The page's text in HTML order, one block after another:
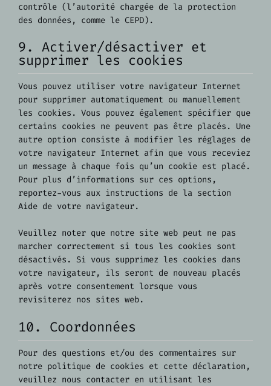
contrôle (l’autorité chargée de la protection
des données, comme le CEPD).
9. Activer/désactiver et
supprimer les cookies
Vous pouvez utiliser votre navigateur Internet
pour supprimer automatiquement ou manuellement
les cookies. Vous pouvez également spécifier que
certains cookies ne peuvent pas être placés. Une
autre option consiste à modifier les réglages de
votre navigateur Internet afin que vous receviez
un message à chaque fois qu’un cookie est placé.
Pour plus d’informations sur ces options,
reportez-vous aux instructions de la section
Aide de votre navigateur.
Veuillez noter que notre site web peut ne pas
marcher correctement si tous les cookies sont
désactivés. Si vous supprimez les cookies dans
votre navigateur, ils seront de nouveau placés
après votre consentement lorsque vous
revisiterez nos sites web.
10. Coordonnées
Pour des questions et/ou des commentaires sur
notre politique de cookies et cette déclaration,
veuillez nous contacter en utilisant les